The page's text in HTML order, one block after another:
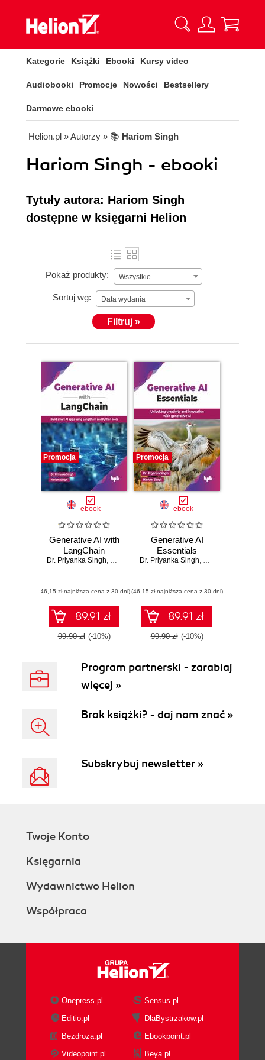
Kategorie Książki Ebooki Kursy video
Audiobooki Promocje Nowości Bestsellery
Darmowe ebooki
Helion.pl » Autorzy » 📚 Hariom Singh
Hariom Singh - ebooki
Tytuły autora: Hariom Singh
dostępne w księgarni Helion
Pokaż produkty: Wszystkie
Sortuj wg: Data wydania
Filtruj »
Promocja
ebook
Generative AI with
LangChain
Dr. Priyanka Singh, Hariom Singh
(46,15 zł najniższa cena z 30 dni)
89.91 zł
99.90 zł (-10%)
Promocja
ebook
Generative AI
Essentials
Dr. Priyanka Singh, Hariom Singh
(46,15 zł najniższa cena z 30 dni)
89.91 zł
99.90 zł (-10%)
Program partnerski - zarabiaj
więcej »
Brak książki? - daj nam znać »
Subskrybuj newsletter »
Twoje Konto
Księgarnia
Wydawnictwo Helion
Współpraca
Onepress.pl
Sensus.pl
Editio.pl
DlaBystrzakow.pl
Bezdroza.pl
Ebookpoint.pl
Videopoint.pl
Beya.pl